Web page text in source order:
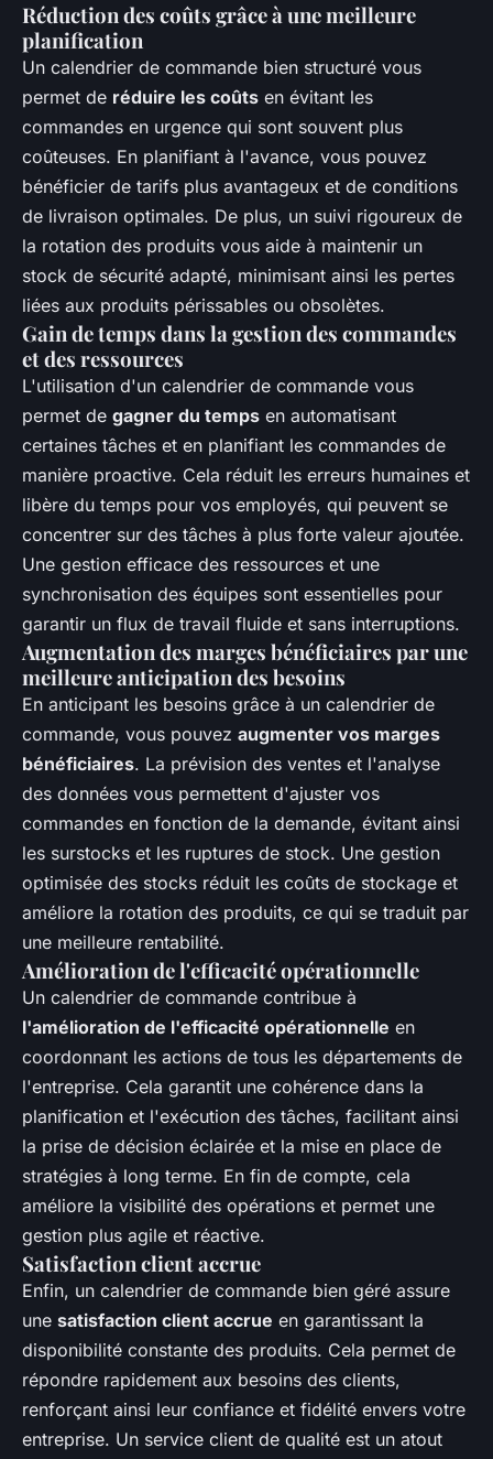
Réduction des coûts grâce à une meilleure
planification
Un calendrier de commande bien structuré vous
permet de réduire les coûts en évitant les
commandes en urgence qui sont souvent plus
coûteuses. En planifiant à l'avance, vous pouvez
bénéficier de tarifs plus avantageux et de conditions
de livraison optimales. De plus, un suivi rigoureux de
la rotation des produits vous aide à maintenir un
stock de sécurité adapté, minimisant ainsi les pertes
liées aux produits périssables ou obsolètes.
Gain de temps dans la gestion des commandes
et des ressources
L'utilisation d'un calendrier de commande vous
permet de gagner du temps en automatisant
certaines tâches et en planifiant les commandes de
manière proactive. Cela réduit les erreurs humaines et
libère du temps pour vos employés, qui peuvent se
concentrer sur des tâches à plus forte valeur ajoutée.
Une gestion efficace des ressources et une
synchronisation des équipes sont essentielles pour
garantir un flux de travail fluide et sans interruptions.
Augmentation des marges bénéficiaires par une
meilleure anticipation des besoins
En anticipant les besoins grâce à un calendrier de
commande, vous pouvez augmenter vos marges
bénéficiaires. La prévision des ventes et l'analyse
des données vous permettent d'ajuster vos
commandes en fonction de la demande, évitant ainsi
les surstocks et les ruptures de stock. Une gestion
optimisée des stocks réduit les coûts de stockage et
améliore la rotation des produits, ce qui se traduit par
une meilleure rentabilité.
Amélioration de l'efficacité opérationnelle
Un calendrier de commande contribue à
l'amélioration de l'efficacité opérationnelle en
coordonnant les actions de tous les départements de
l'entreprise. Cela garantit une cohérence dans la
planification et l'exécution des tâches, facilitant ainsi
la prise de décision éclairée et la mise en place de
stratégies à long terme. En fin de compte, cela
améliore la visibilité des opérations et permet une
gestion plus agile et réactive.
Satisfaction client accrue
Enfin, un calendrier de commande bien géré assure
une satisfaction client accrue en garantissant la
disponibilité constante des produits. Cela permet de
répondre rapidement aux besoins des clients,
renforçant ainsi leur confiance et fidélité envers votre
entreprise. Un service client de qualité est un atout